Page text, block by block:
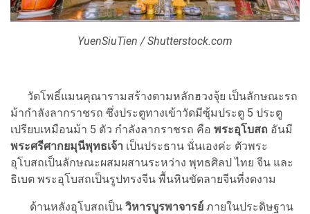
YuenSiuTien / Shutterstock.com
วัดโพธิ์แมนคุณารามสร้างตามหลักฮวงจุ้ย เป็นลักษณะรถ
ม้ากำลังลากราชรถ ซึ่งประตูทางเข้าวัดมีซุ้มประตู 5 ประตู
เปรียบเหมือนม้า 5 ตัว กำลังลากราชรถ คือ พระอุโบสถ อันมี
พระศรีศากยมุนีพุทธเจ้า เป็นประธาน นั่นเองค่ะ ตัวพระ
อุโบสถเป็นลักษณะผสมผสานระหว่าง พุทธศิลป ไทย จีน และ
ธิเบต พระอุโบสถเป็นรูปทรงจีน พื้นหินขัดลายจีนที่งดงาม
ด้านหลังอุโบสถเป็น วิหารบูรพาจารย์ ภายในประดิษฐาน